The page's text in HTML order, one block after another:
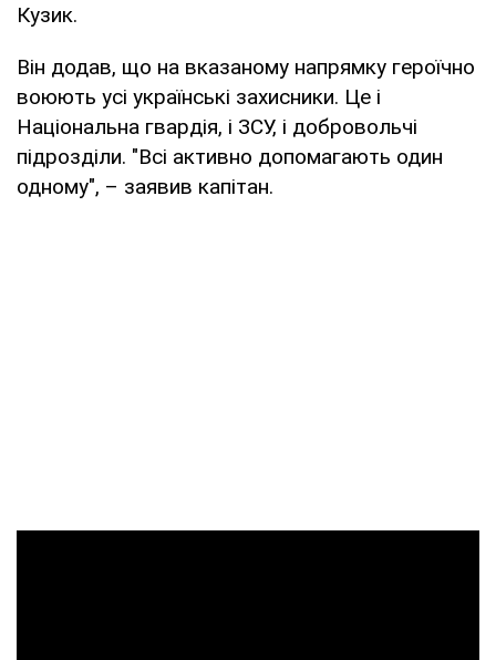
Кузик.
Він додав, що на вказаному напрямку героїчно
воюють усі українські захисники. Це і
Національна гвардія, і ЗСУ, і добровольчі
підрозділи. "Всі активно допомагають один
одному", – заявив капітан.